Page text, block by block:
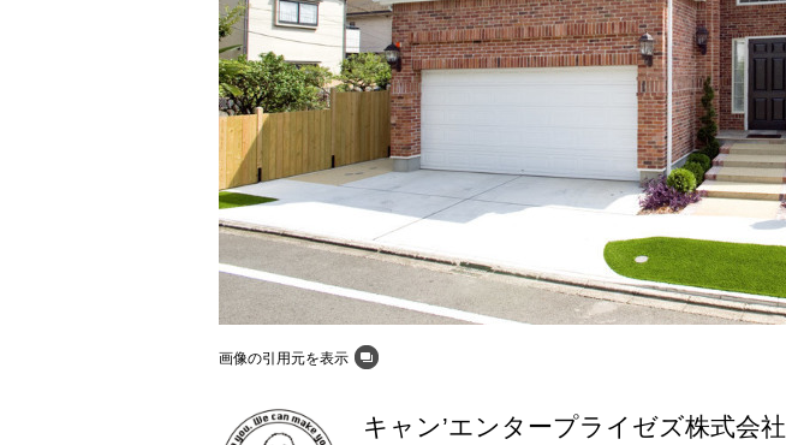
画像の引用元を表示
キャン’エンタープライゼズ株式会社